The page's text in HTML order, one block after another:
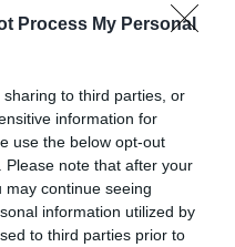
Process My Personal
to third parties, or
information for
use the below opt-out
note that after your
continue seeing
information utilized by
to third parties prior to